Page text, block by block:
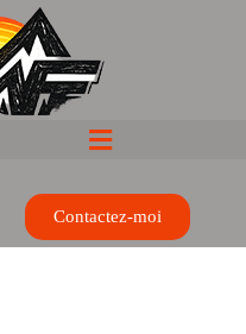
Contactez-moi